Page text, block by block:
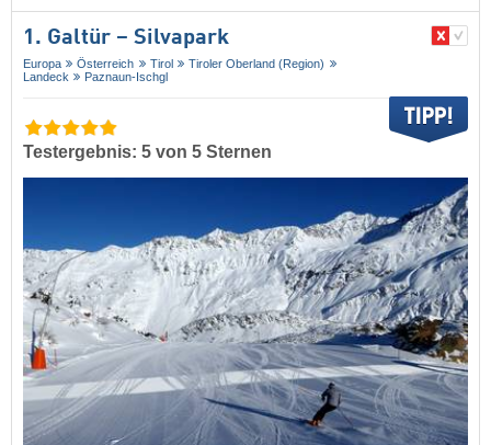
1. Galtür – Silvapark
Europa Österreich Tirol
Tiroler Oberland (Region)
Landeck
Paznaun-Ischgl
Testergebnis: 5 von 5 Sternen